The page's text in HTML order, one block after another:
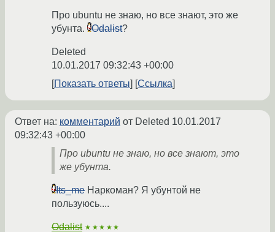
Про ubuntu не знаю, но все знают, это же
убунта.
Odalist?
Deleted
10.01.2017 09:32:43 +00:00
Показать ответы
Ссылка
Ответ на: комментарий от Deleted 10.01.2017
09:32:43 +00:00
Про ubuntu не знаю, но все знают, это
же убунта.
Its_me Наркоман? Я убунтой не
пользуюсь....
Odalist ★★★★★